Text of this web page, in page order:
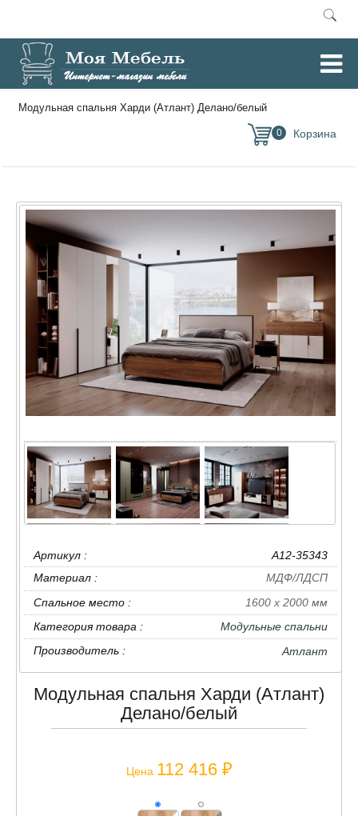
Главная / Спальни /
Модульная спальня Харди (Атлант) Делано/белый
0
Артикул :
A12-35343
Материал :
МДФ/ЛДСП
Спальное место :
1600 х 2000 мм
Категория товара :
Модульные спальни
Производитель :
Атлант
Модульная спальня Харди (Атлант)
Делано/белый
Цена 112 416 ₽